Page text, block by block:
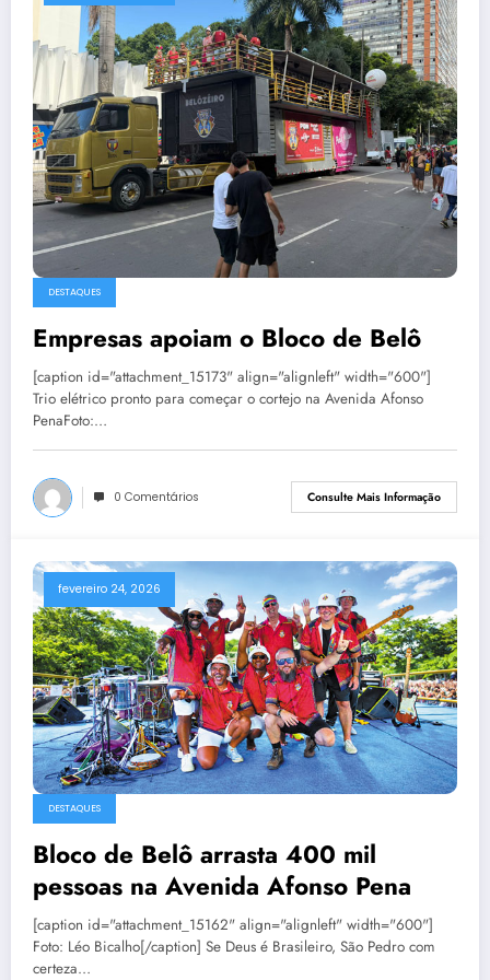
DESTAQUES
Empresas apoiam o Bloco de Belô
[caption id="attachment_15173" align="alignleft" width="600"]
Trio elétrico pronto para começar o cortejo na Avenida Afonso
PenaFoto:…
0 Comentários Consulte Mais Informação
fevereiro 24, 2026
DESTAQUES
Bloco de Belô arrasta 400 mil
pessoas na Avenida Afonso Pena
[caption id="attachment_15162" align="alignleft" width="600"]
Foto: Léo Bicalho[/caption] Se Deus é Brasileiro, São Pedro com
certeza…